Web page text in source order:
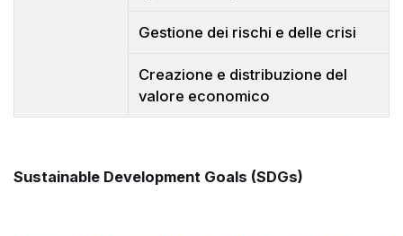
Gestione dei rischi e delle crisi
Creazione e distribuzione del
valore economico
Sustainable Development Goals (SDGs)